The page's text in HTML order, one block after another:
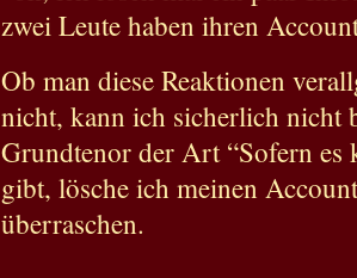
zwei Leute haben ihren
Ob man diese Reaktionen
nicht, kann ich sicherlich nicht
Grundtenor der Art “Sofern es
gibt, lösche ich meinen
überraschen.